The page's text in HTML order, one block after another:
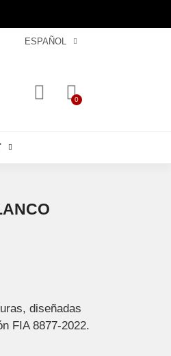
ESPAÑOL
diseñadas
FIA 8877-2022.